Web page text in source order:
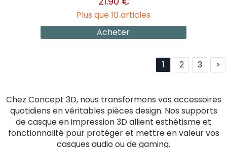
Plus que 10 articles
Acheter
1 2 3 >
Chez Concept 3D, nous transformons vos accessoires
quotidiens en véritables pièces design. Nos supports
de casque en impression 3D allient esthétisme et
fonctionnalité pour protéger et mettre en valeur vos
casques audio ou de gaming.